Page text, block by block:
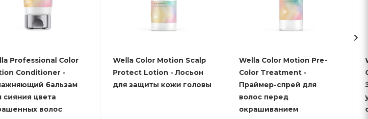
Professional Color
Conditioner -
бальзам
сияния цвета
волос
Wella Color Motion Scalp
Protect Lotion - Лосьон
для защиты кожи головы
Wella Color Motion Pre-
Color Treatment -
Праймер-спрей для
волос перед
окрашиванием